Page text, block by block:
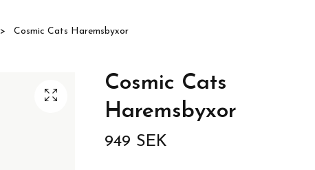
Cosmic Cats Haremsbyxor
Cosmic Cats
Haremsbyxor
949 SEK